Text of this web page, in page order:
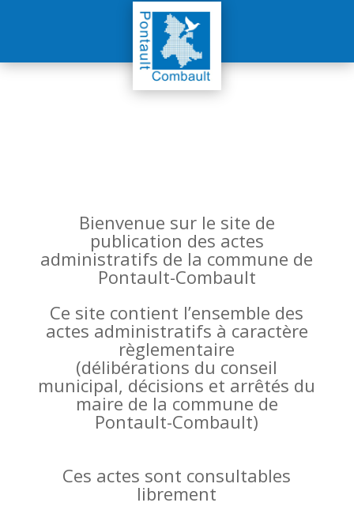
Bienvenue sur le site de
publication des actes
administratifs de la commune de
Pontault-Combault
Ce site contient l’ensemble des
actes administratifs à caractère
règlementaire
(délibérations du conseil
municipal, décisions et arrêtés du
maire de la commune de
Pontault-Combault)
Ces actes sont consultables
librement